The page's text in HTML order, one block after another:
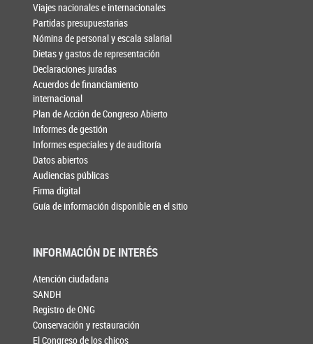
Viajes nacionales e internacionales
Partidas presupuestarias
Nómina de personal y escala salarial
Dietas y gastos de representación
Declaraciones juradas
Acuerdos de financiamiento
internacional
Plan de Acción de Congreso Abierto
Informes de gestión
Informes especiales y de auditoría
Datos abiertos
Audiencias públicas
Firma digital
Guía de información disponible en el sitio
INFORMACIÓN DE INTERÉS
Atención ciudadana
SANDH
Registro de ONG
Conservación y restauración
El Congreso de los chicos